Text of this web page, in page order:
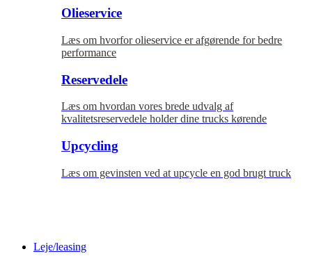
Olieservice
Læs om hvorfor olieservice er afgørende for bedre
performance
Reservedele
Læs om hvordan vores brede udvalg af
kvalitetsreservedele holder dine trucks kørende
Upcycling
Læs om gevinsten ved at upcycle en god brugt truck
Leje/leasing